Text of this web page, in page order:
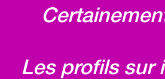
Les profils sur